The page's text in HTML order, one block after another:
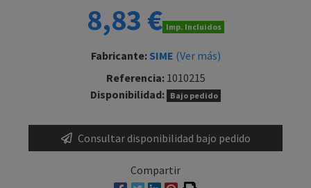
8,83 € Imp. Incluidos
Fabricante: SIME (Ver más)
Referencia: 1010215
Disponibilidad:
Bajo pedido
Consultar disponibilidad bajo pedido
Compartir